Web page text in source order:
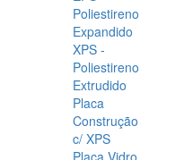
Poliestireno
Expandido
XPS -
Poliestireno
Extrudido
Placa
Construção
c/ XPS
Placa Vidro